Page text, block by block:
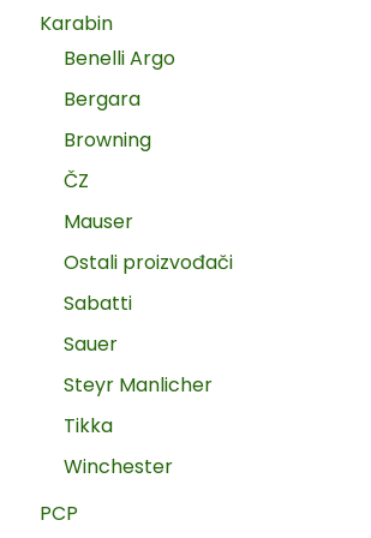
Karabin
Benelli Argo
Bergara
Browning
ČZ
Mauser
Ostali proizvođači
Sabatti
Sauer
Steyr Manlicher
Tikka
Winchester
PCP